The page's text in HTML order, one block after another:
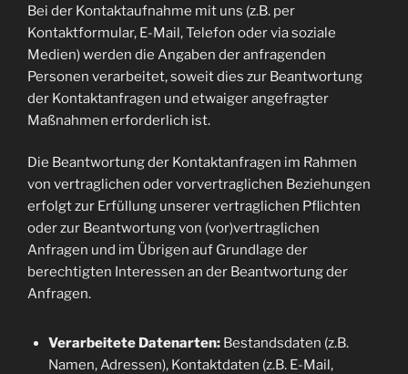
Bei der Kontaktaufnahme mit uns (z.B. per
Kontaktformular, E-Mail, Telefon oder via soziale
Medien) werden die Angaben der anfragenden
Personen verarbeitet, soweit dies zur Beantwortung
der Kontaktanfragen und etwaiger angefragter
Maßnahmen erforderlich ist.
Die Beantwortung der Kontaktanfragen im Rahmen
von vertraglichen oder vorvertraglichen Beziehungen
erfolgt zur Erfüllung unserer vertraglichen Pflichten
oder zur Beantwortung von (vor)vertraglichen
Anfragen und im Übrigen auf Grundlage der
berechtigten Interessen an der Beantwortung der
Anfragen.
Verarbeitete Datenarten:Bestandsdaten (z.B.
Namen, Adressen), Kontaktdaten (z.B. E-Mail,